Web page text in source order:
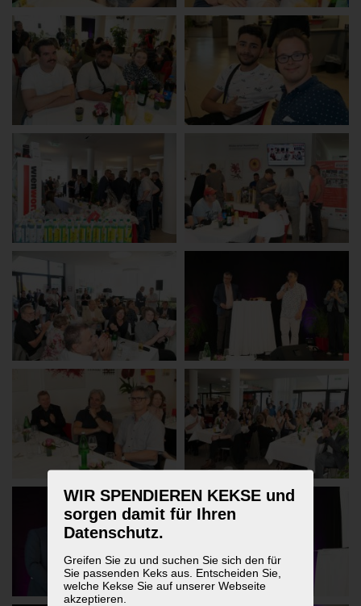
WIR SPENDIEREN KEKSE und
sorgen damit für Ihren
Datenschutz.
Greifen Sie zu und suchen Sie sich den für
Sie passenden Keks aus. Entscheiden Sie,
welche Kekse Sie auf unserer Webseite
akzeptieren.